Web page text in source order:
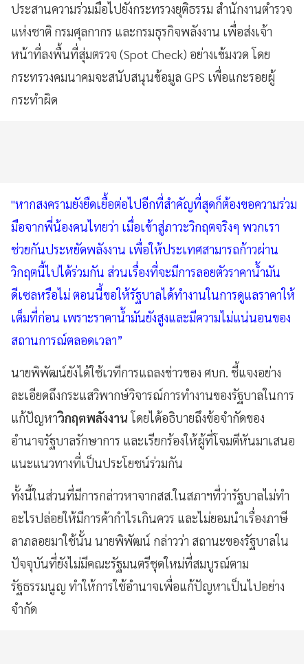
ประสานความร่วมมือไปยังกระทรวงยุติธรรม สำนักงานตำรวจ
แห่งชาติ กรมศุลกากร และกรมธุรกิจพลังงาน เพื่อส่งเจ้า
หน้าที่ลงพื้นที่สุ่มตรวจ (Spot Check) อย่างเข้มงวด โดย
กระทรวงคมนาคมจะสนับสนุนข้อมูล GPS เพื่อแกะรอยผู้
กระทำผิด
"หากสงครามยังยืดเยื้อต่อไปอีกที่สำคัญที่สุดก็ต้องขอความร่วม
มือจากพี่น้องคนไทยว่า เมื่อเข้าสู่ภาวะวิกฤตจริงๆ พวกเรา
ช่วยกันประหยัดพลังงาน เพื่อให้ประเทศสามารถก้าวผ่าน
วิกฤตนี้ไปได้ร่วมกัน ส่วนเรื่องที่จะมีการลอยตัวราคาน้ำมัน
ดีเซลหรือไม่ ตอนนี้ขอให้รัฐบาลได้ทำงานในการดูแลราคาให้
เต็มที่ก่อน เพราะราคาน้ำมันยังสูงและมีความไม่แน่นอนของ
สถานการณ์ตลอดเวลา”
นายพิพัฒน์ยังได้ใช้เวทีการแถลงข่าวของ ศบก. ชี้แจงอย่าง
ละเอียดถึงกระแสวิพากษ์วิจารณ์การทำงานของรัฐบาลในการ
แก้ปัญหาวิกฤตพลังงานโดยได้อธิบายถึงข้อจำกัดของ
อำนาจรัฐบาลรักษาการ และเรียกร้องให้ผู้ที่โจมตีหันมาเสนอ
แนะแนวทางที่เป็นประโยชน์ร่วมกัน
ทั้งนี้ในส่วนที่มีการกล่าวหาจากสส.ในสภาฯที่ว่ารัฐบาลไม่ทำ
อะไรปล่อยให้มีการค้ากำไรเกินควร และไม่ยอมนำเรื่องภาษี
ลาภลอยมาใช้นั้น นายพิพัฒน์ กล่าวว่า สถานะของรัฐบาลใน
ปัจจุบันที่ยังไม่มีคณะรัฐมนตรีชุดใหม่ที่สมบูรณ์ตาม
รัฐธรรมนูญ ทำให้การใช้อำนาจเพื่อแก้ปัญหาเป็นไปอย่าง
จำกัด